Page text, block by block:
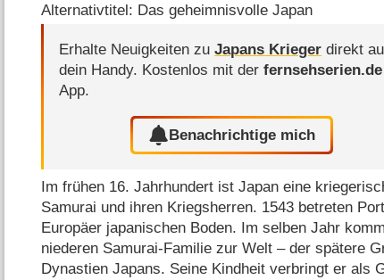
Alternativtitel: Das geheimnisvolle Japan
Erhalte Neuigkeiten zuJapans Krieger direkt
dein Handy. Kostenlos mit derfernsehserien.de
App.
Benachrichtige mich
Im frühen 16. Jahrhundert ist Japan eine
Samurai und ihren Kriegsherren. 1543 betreten
Europäer japanischen Boden. Im selben Jahr
niederen Samurai-Familie zur Welt – der spätere
Dynastien Japans. Seine Kindheit verbringt er als